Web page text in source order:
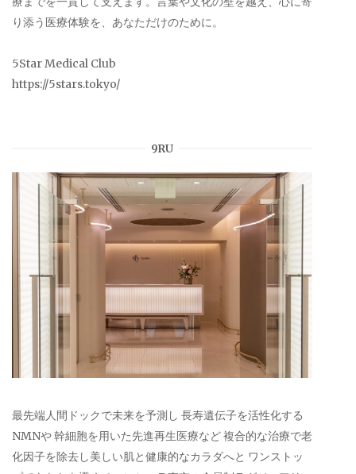
り添う医療体験を、あなただけのために。
5Star Medical Club
https://5stars.tokyo/
9RU
最先端人間ドックで未来を予測し 長寿遺伝子を活性化する
NMNや 幹細胞を用いた先進再生医療など 複合的な治療で老
化因子を除去し美しい肌と健康的なカラダへと ワンストッ